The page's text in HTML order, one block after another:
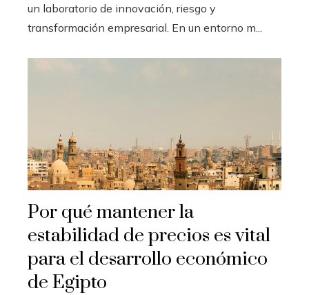
un laboratorio de innovación, riesgo y
transformación empresarial. En un entorno m...
Por qué mantener la
estabilidad de precios es vital
para el desarrollo económico
de Egipto